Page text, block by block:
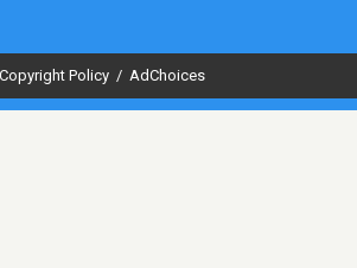
Copyright Policy / AdChoices